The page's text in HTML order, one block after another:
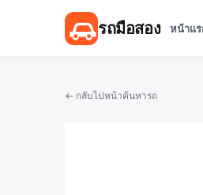
รถมือสอง หน้าแ
← กลับไปหน้าค้นหารถ